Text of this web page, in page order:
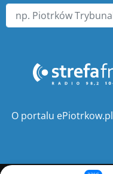
O portalu ePiotrkow.pl